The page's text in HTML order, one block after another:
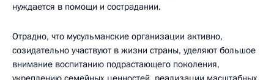
нуждается в помощи и сострадании.
Отрадно, что мусульманские организации активно,
созидательно участвуют в жизни страны, уделяют большое
внимание воспитанию подрастающего поколения,